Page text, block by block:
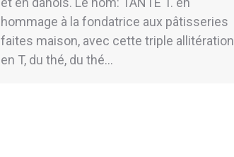
hommage à la fondatrice aux pâtisseries
faites maison, avec cette triple allitération
en T, du thé, du thé…